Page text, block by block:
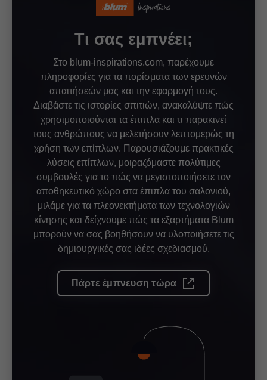
Τι σας εμπνέει;
Στο blum-inspirations.com, παρέχουμε
πληροφορίες για τα πορίσματα των ερευνών
απαιτήσεών μας και την εφαρμογή τους.
Διαβάστε τις ιστορίες σπιτιών, ανακαλύψτε πώς
χρησιμοποιούνται τα έπιπλα και τι παρακινεί
τους ανθρώπους να μελετήσουν λεπτομερώς τη
χρήση των επίπλων. Παρουσιάζουμε πρακτικές
λύσεις επίπλων, μοιραζόμαστε πολύτιμες
συμβουλές για το πώς να μεγιστοποιήσετε τον
αποθηκευτικό χώρο στα έπιπλα του σαλονιού,
μιλάμε για τα πλεονεκτήματα των τεχνολογιών
κίνησης και δείχνουμε πώς τα εξαρτήματα Blum
μπορούν να σας βοηθήσουν να υλοποιήσετε τις
δημιουργικές σας ιδέες σχεδιασμού.
Πάρτε έμπνευση τώρα